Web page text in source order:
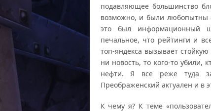
подавляющее большинство
возможно, и были любопытны
это был информационный
печальное, что рейтинги и
топ-яндекса вызывает
ни новость, то кого-то убили,
нефти. Я все реже туда
Преображенский актуален и в
К чему я? К теме